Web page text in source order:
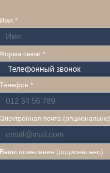
Имя *
Форма связи *
Телефон *
Электронная почта (опционально)
Ваши пожелания (опционально)